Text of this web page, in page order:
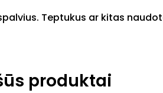
Teptukus ar kitas
produktai